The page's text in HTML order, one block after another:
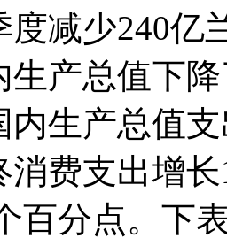
度减少240亿
生产总值下
内生产总值
消费支出增
百分点。下